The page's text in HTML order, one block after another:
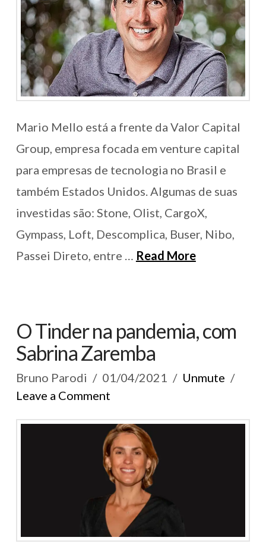
Mario Mello está a frente da Valor Capital
Group, empresa focada em venture capital
para empresas de tecnologia no Brasil e
também Estados Unidos. Algumas de suas
investidas são: Stone, Olist, CargoX,
Gympass, Loft, Descomplica, Buser, Nibo,
Passei Direto, entre … Read More
O Tinder na pandemia, com
Sabrina Zaremba
Bruno Parodi 01/04/2021
Unmute
Leave a Comment